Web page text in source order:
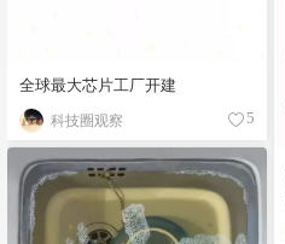
全球最大芯片工厂开建
科技圈观察 5